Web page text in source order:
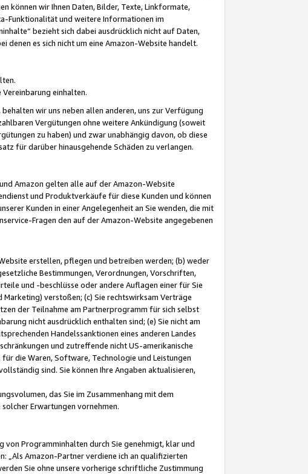
können wir Ihnen Daten, Bilder, Texte, Linkformate,
Funktionalität und weitere Informationen im
bezieht sich dabei ausdrücklich nicht auf Daten,
es sich nicht um eine Amazon-Website handelt.
einhalten.
wir uns neben allen anderen, uns zur Verfügung
Vergütungen ohne weitere Ankündigung (soweit
zu haben) und zwar unabhängig davon, ob diese
für darüber hinausgehende Schäden zu verlangen.
Amazon gelten alle auf der Amazon-Website
und Produktverkäufe für diese Kunden und können
Kunden in einer Angelegenheit an Sie wenden, die mit
Fragen den auf der Amazon-Website angegebenen
erstellen, pflegen und betreiben werden; (b) weder
Bestimmungen, Verordnungen, Vorschriften,
und -beschlüsse oder andere Auflagen einer für Sie
verstoßen; (c) Sie rechtswirksam Verträge
der Teilnahme am Partnerprogramm für sich selbst
nicht ausdrücklich enthalten sind; (e) Sie nicht am
Handelssanktionen eines anderen Landes
und zutreffende nicht US-amerikanische
die Waren, Software, Technologie und Leistungen
sind. Sie können Ihre Angaben aktualisieren,
das Sie im Zusammenhang mit dem
Erwartungen vornehmen.
von Programminhalten durch Sie genehmigt, klar und
„Als Amazon-Partner verdiene ich an qualifizierten
Sie ohne unsere vorherige schriftliche Zustimmung